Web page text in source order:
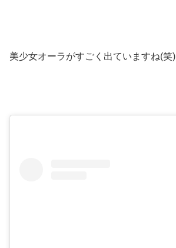
美少女オーラがすごく出ていますね(笑)